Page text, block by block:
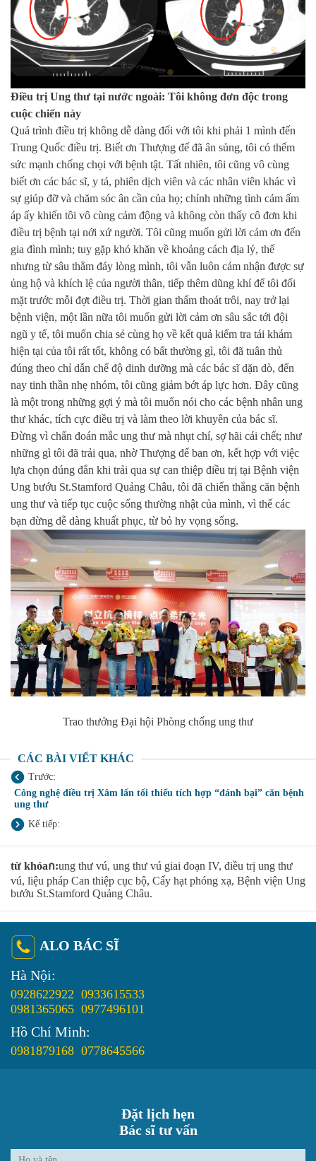
Điều trị Ung thư tại nước ngoài: Tôi không đơn độc trong
cuộc chiến này
Quá trình điều trị không dễ dàng đối với tôi khi phải 1 mình đến
Trung Quốc điều trị. Biết ơn Thượng đế đã ân sủng, tôi có thểm
sức mạnh chống chọi với bệnh tật. Tất nhiên, tôi cũng vô cùng
biết ơn các bác sĩ, y tá, phiên dịch viên và các nhân viên khác vì
sự giúp đỡ và chăm sóc ân cần của họ; chính những tình cảm ấm
áp ấy khiến tôi vô cùng cảm động và không còn thấy cô đơn khi
điều trị bệnh tại nới xứ người. Tôi cũng muốn gửi lời cảm ơn đến
gia đình mình; tuy gặp khó khăn về khoảng cách địa lý, thế
nhưng từ sâu thẳm đáy lòng mình, tôi vẫn luôn cảm nhận được sự
ủng hộ và khích lệ của người thân, tiếp thêm dũng khí để tôi đối
mặt trước mỗi đợt điều trị. Thời gian thấm thoát trôi, nay trở lại
bệnh viện, một lần nữa tôi muốn gửi lời cảm ơn sâu sắc tới đội
ngũ y tế, tôi muốn chia sẻ cùng họ về kết quả kiểm tra tái khám
hiện tại của tôi rất tốt, không có bất thường gì, tôi đã tuân thủ
đúng theo chỉ dẫn chế độ dinh dưỡng mà các bác sĩ dặn dò, đến
nay tinh thần nhẹ nhóm, tôi cũng giảm bớt áp lực hơn. Đây cũng
là một trong những gợi ý mà tôi muốn nói cho các bệnh nhân ung
thư khác, tích cực điều trị và làm theo lời khuyên của bác sĩ.
Đừng vì chẩn đoán mắc ung thư mà nhụt chí, sợ hãi cái chết; như
những gì tôi đã trải qua, nhờ Thượng đế ban ơn, kết hợp với việc
lựa chọn đúng đắn khi trải qua sự can thiệp điều trị tại Bệnh viện
Ung bướu St.Stamford Quảng Châu, tôi đã chiến thắng căn bệnh
ung thư và tiếp tục cuộc sống thường nhật của mình, vì thế các
bạn đừng dễ dàng khuất phục, từ bỏ hy vọng sống.
Trao thưởng Đại hội Phòng chống ung thư
CÁC BÀI VIẾT KHÁC
Trước:
Công nghệ điều trị Xâm lấn tối thiểu tích hợp “đánh bại” căn bệnh
ung thư
Kế tiếp:
từ khóaก:ung thư vú, ung thư vú giai đoạn IV, điều trị ung thư
vú, liệu pháp Can thiệp cục bộ, Cấy hạt phóng xạ, Bệnh viện Ung
bướu St.Stamford Quảng Châu.
ALO BÁC SĨ
Hà Nội:
0928622922 0933615533
0981365065 0977496101
Hồ Chí Minh:
0981879168 0778645566
Đặt lịch hẹn
Bác sĩ tư vấn